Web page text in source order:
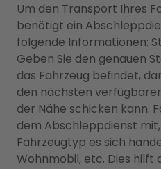
Um den Transport Ihres
benötigt ein
folgende Informationen:
Geben Sie den genauen
das Fahrzeug befindet,
den nächsten
der Nähe schicken kann.
dem Abschleppdienst
Fahrzeugtyp es sich
Wohnmobil, etc. Dies